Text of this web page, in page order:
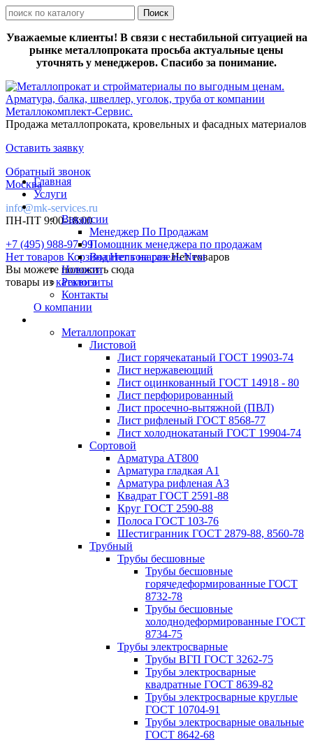
Уважаемые клиенты! В связи с нестабильной ситуацией на
рынке металлопроката просьба актуальные цены
уточнять у менеджеров. Спасибо за понимание.
Продажа металлопроката, кровельных и фасадных материалов
Оставить заявку
Обратный звонок
Москва
info@mk-services.ru
ПН-ПТ 9:00-18:00
+7 (495) 988-97-99
Нет товаров КорзинаНет товаровНет товаров
Вы можете положить сюда
товары изкаталога
Главная
Услуги
Вакансии
Менеджер По Продажам
Помощник менеджера по продажам
Водитель на газель Next
Новости
Реквизиты
Контакты
О компании
Металлопрокат
Листовой
Лист горячекатаный ГОСТ 19903-74
Лист нержавеющий
Лист оцинкованный ГОСТ 14918 - 80
Лист перфорированный
Лист просечно-вытяжной (ПВЛ)
Лист рифленый ГОСТ 8568-77
Лист холоднокатаный ГОСТ 19904-74
Сортовой
Арматура АТ800
Арматура гладкая А1
Арматура рифленая А3
Квадрат ГОСТ 2591-88
Круг ГОСТ 2590-88
Полоса ГОСТ 103-76
Шестигранник ГОСТ 2879-88, 8560-78
Трубный
Трубы бесшовные
Трубы бесшовные
горячедеформированные ГОСТ
8732-78
Трубы бесшовные
холоднодеформированные ГОСТ
8734-75
Трубы электросварные
Трубы ВГП ГОСТ 3262-75
Трубы электросварные
квадратные ГОСТ 8639-82
Трубы электросварные круглые
ГОСТ 10704-91
Трубы электросварные овальные
ГОСТ 8642-68